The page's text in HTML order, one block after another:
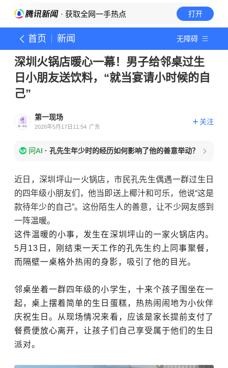
· 获取全网一手热点 打开
首页 新闻 无障碍
深圳火锅店暖心一幕！男子给邻桌过生
日小朋友送饮料，“就当宴请小时候的自
己”
第一现场
2026年5月17日11:54 广东
关注
问AI · 孔先生年少时的经历如何影响了他的善意举动？
近日，深圳坪山一火锅店，市民孔先生偶遇一群过生日
的四年级小朋友们，他当即送上椰汁和可乐，他说“这是
款待年少的自己”。这份陌生人的善意，让不少网友感到
一阵温暖。
这件温暖的小事，发生在深圳坪山的一家火锅店内。
5月13日，
刚结束一天工作的孔先生约上同事聚餐，
而隔壁一桌格外热闹的身影，吸引了他的目光。
邻桌坐着一群四年级的小学生，十来个孩子围坐在一
起，桌上摆着简单的生日蛋糕，热热闹闹地为小伙伴
庆祝生日。从现场情况来看，应该是家长提前支付了
餐费便放心离开，让孩子们自己享受属于他们的生日
派对。